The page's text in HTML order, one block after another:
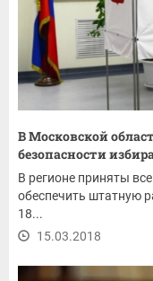
В Московской
безопасности
В регионе приняты
обеспечить штатную
18...
15.03.2018